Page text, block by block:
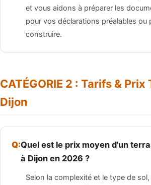
et vous aidons à préparer les
pour vos déclarations préalables ou
construire.
CATÉGORIE 2 : Tarifs &
Dijon
Quel est le prix moyen d'un
à Dijon en 2026 ?
Selon la complexité et le type de